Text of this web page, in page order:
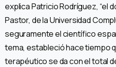
explica Patricio Rodríguez, “el
Pastor, de la Universidad
seguramente el científico
tema, estableció hace tiempo
terapéutico se da con el total